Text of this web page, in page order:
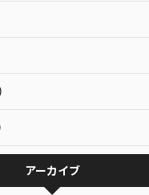
アーカイブ